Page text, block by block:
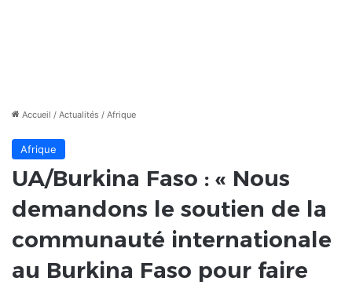
Accueil / Actualités / Afrique
Afrique
UA/Burkina Faso : « Nous
demandons le soutien de la
communauté internationale
au Burkina Faso pour faire